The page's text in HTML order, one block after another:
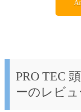
PRO TEC
ーのレビュ